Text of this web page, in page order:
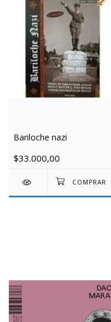
Bariloche nazi
$33.000,00